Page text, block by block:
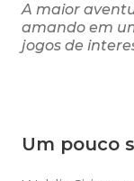
A maior
amando em
jogos de
Um pouco